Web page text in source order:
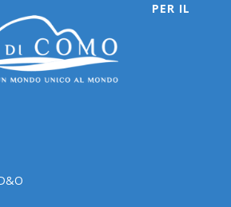
PER IL